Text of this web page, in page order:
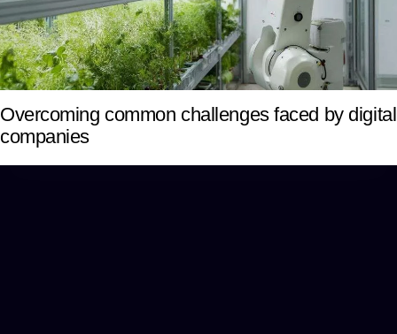
Overcoming common challenges faced by digital
companies